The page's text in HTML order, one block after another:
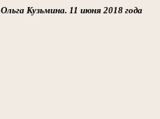
Ольга Кузьмина. 11 июня 2018 года